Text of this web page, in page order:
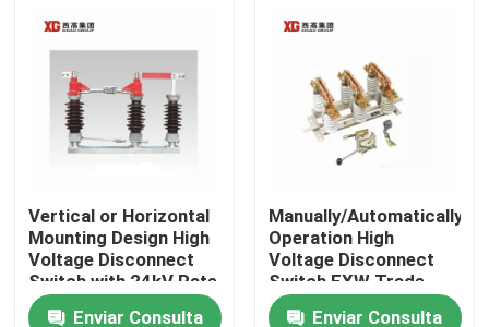
Productos
Sobre nosotros
Vertical or Horizontal
Mounting Design High
Voltage Disconnect
Switch with 24kV Rate
Voltage
Enviar Consulta
Manually/Automatically
Operation High
Voltage Disconnect
Switch EXW Trade
Terms Product
Enviar Consulta